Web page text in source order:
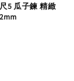
5 瓜子鍊 精緻